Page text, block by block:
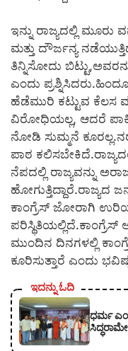
ಇನ್ನು ರಾಜ್ಯದಲ್ಲಿ
ಮತ್ತು ದೌರ್ಜನ್ಯ
ತಿನ್ನಿಸೋದು
ಎಂದು
ಹೆಡೆಮುರಿ ಕಟ್ಟುವ ಕೆಲಸ
ವಿರೋಧಿಯಲ್ಲ, ಆದರೆ
ನೋಡಿ ಸುಮ್ಮನೆ
ಪಾಠ
ನೆಪದಲ್ಲಿ ರಾಜ್ಯವನ್ನು
ಹೋಗುತ್ತಿದ್ದಾರೆ.ರಾಜ್ಯದ
ಕಾಂಗ್ರೆಸ್ ಜೋರಾಗಿ
ಪರಿಸ್ಥಿತಿಯಲ್ಲಿದೆ.ಕಾಂಗ್ರೆಸ್
ಮುಂದಿನ ದಿನಗಳಲ್ಲಿ
ಕೂರಿಸುತ್ತಾರೆ ಎಂದು
ಇದನ್ನು ಓದಿ
ಧರ್ಮ